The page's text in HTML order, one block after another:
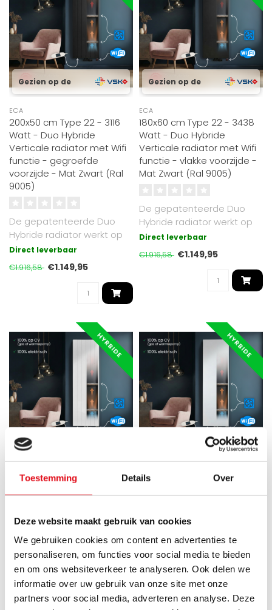
Toestemming Details Over
Deze website maakt gebruik van cookies
We gebruiken cookies om content en advertenties te
personaliseren, om functies voor social media te bieden
en om ons websiteverkeer te analyseren. Ook delen we
informatie over uw gebruik van onze site met onze
partners voor social media, adverteren en analyse. Deze
Gezien op de
ECA
200x50 cm Type 22 - 3116
Watt - Duo Hybride
Verticale radiator met Wifi
functie - gegroefde
voorzijde - Mat Zwart (Ral
9005)
De gepatenteerde Duo
Hybride radiator werkt op
cv of elektrisch. Mat Zwart
Direct leverbaar
€1.916,58 €1.149,95
Gezien op de
ECA
180x60 cm Type 22 - 3438
Watt - Duo Hybride
Verticale radiator met Wifi
functie - vlakke voorzijde -
Mat Zwart (Ral 9005)
De gepatenteerde Duo
Hybride radiator werkt op
cv of elektrisch. Luxe Mat
Direct leverbaar
€1.916,58 €1.149,95
HYRBIDE
Gezien op de
ECA
Verticale radiator met Wifi
functie - gegroefde
voorzijde - Wit (Ral 9016)
De gepatenteerde Duo
Hybride radiator van
Radiator-Outlet werkt
Direct leverbaar
HYRBIDE
ECA
Verticale radiator met Wifi
functie - vlakke voorzijde -
Wit (Ral 9016)
De gepatenteerde Duo
Hybride radiator van
Radiator-Outlet werkt
Direct leverbaar